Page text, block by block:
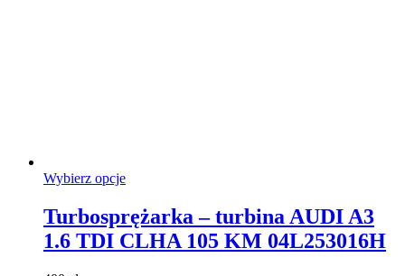
Wybierz opcjeTen
wiele
wariantów.
Turbosprężarka – turbina AUDI A3
1.6 TDI CLHA 105 KM 04L253016H